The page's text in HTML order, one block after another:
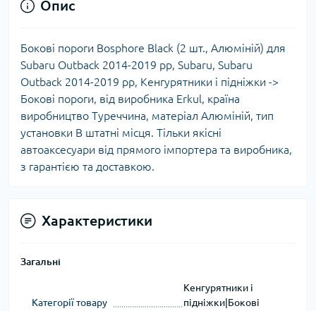
Опис
Бокові пороги Bosphore Black (2 шт., Алюміній) для
Subaru Outback 2014-2019 рр, Subaru, Subaru
Outback 2014-2019 рр, Кенгурятники і підніжки ->
Бокові пороги, від виробника Erkul, країна
виробництво Туреччина, матеріал Алюміній, тип
установки В штатні місця. Тільки якісні
автоаксесуари від прямого імпортера та виробника,
з гарантією та доставкою.
Характеристики
Загальні
Категорії товару
Кенгурятники і
підніжки|Бокові